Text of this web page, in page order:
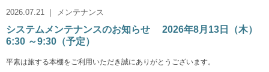
2026.07.21 ｜ メンテナンス
システムメンテナンスのお知らせ 2026年8月13日（木）
6:30 ～9:30（予定）
平素は旅する本棚をご利用いただき誠にありがとうございます。